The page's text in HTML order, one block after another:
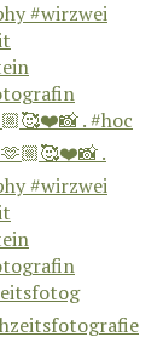
. #hoc